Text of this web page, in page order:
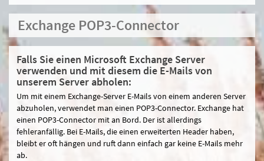
Exchange POP3-Connector
Falls Sie einen Microsoft Exchange Server
verwenden und mit diesem die E-Mails von
unserem Server abholen:
Um mit einem Exchange-Server E-Mails von einem anderen Server
abzuholen, verwendet man einen POP3-Connector. Exchange hat
einen POP3-Connector mit an Bord. Der ist allerdings
fehleranfällig. Bei E-Mails, die einen erweiterten Header haben,
bleibt er oft hängen und ruft dann einfach gar keine E-Mails mehr
ab.